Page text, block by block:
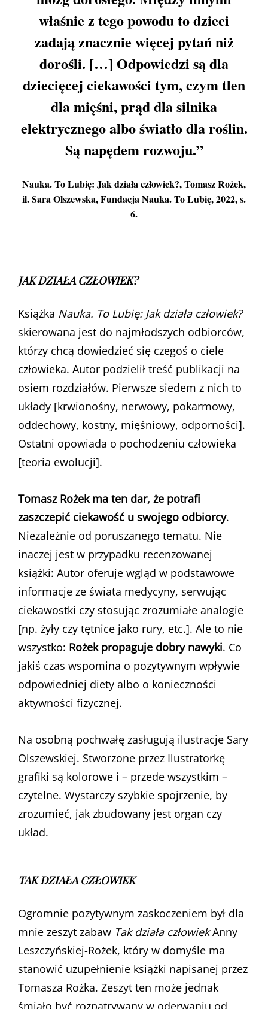
właśnie z tego powodu to dzieci
zadają znacznie więcej pytań niż
dorośli. […] Odpowiedzi są dla
dziecięcej ciekawości tym, czym tlen
dla mięśni, prąd dla silnika
elektrycznego albo światło dla roślin.
Są napędem rozwoju.”
Nauka. To Lubię: Jak działa człowiek?, Tomasz Rożek,
il. Sara Olszewska, Fundacja Nauka. To Lubię, 2022, s.
6.
JAK DZIAŁA CZŁOWIEK?
Książka Nauka. To Lubię: Jak działa człowiek?
skierowana jest do najmłodszych odbiorców,
którzy chcą dowiedzieć się czegoś o ciele
człowieka. Autor podzielił treść publikacji na
osiem rozdziałów. Pierwsze siedem z nich to
układy [krwionośny, nerwowy, pokarmowy,
oddechowy, kostny, mięśniowy, odporności].
Ostatni opowiada o pochodzeniu człowieka
[teoria ewolucji].
Tomasz Rożek ma ten dar, że potrafi
zaszczepić ciekawość u swojego odbiorcy.
Niezależnie od poruszanego tematu. Nie
inaczej jest w przypadku recenzowanej
książki: Autor oferuje wgląd w podstawowe
informacje ze świata medycyny, serwując
ciekawostki czy stosując zrozumiałe analogie
[np. żyły czy tętnice jako rury, etc.]. Ale to nie
wszystko: Rożek propaguje dobry nawyki. Co
jakiś czas wspomina o pozytywnym wpływie
odpowiedniej diety albo o konieczności
aktywności fizycznej.
Na osobną pochwałę zasługują ilustracje Sary
Olszewskiej. Stworzone przez Ilustratorkę
grafiki są kolorowe i – przede wszystkim –
czytelne. Wystarczy szybkie spojrzenie, by
zrozumieć, jak zbudowany jest organ czy
układ.
TAK DZIAŁA CZŁOWIEK
Ogromnie pozytywnym zaskoczeniem był dla
mnie zeszyt zabaw Tak działa człowiekAnny
Leszczyńskiej-Rożek, który w domyśle ma
stanowić uzupełnienie książki napisanej przez
Tomasza Rożka. Zeszyt ten może jednak
śmiało być rozpatrywany w oderwaniu od